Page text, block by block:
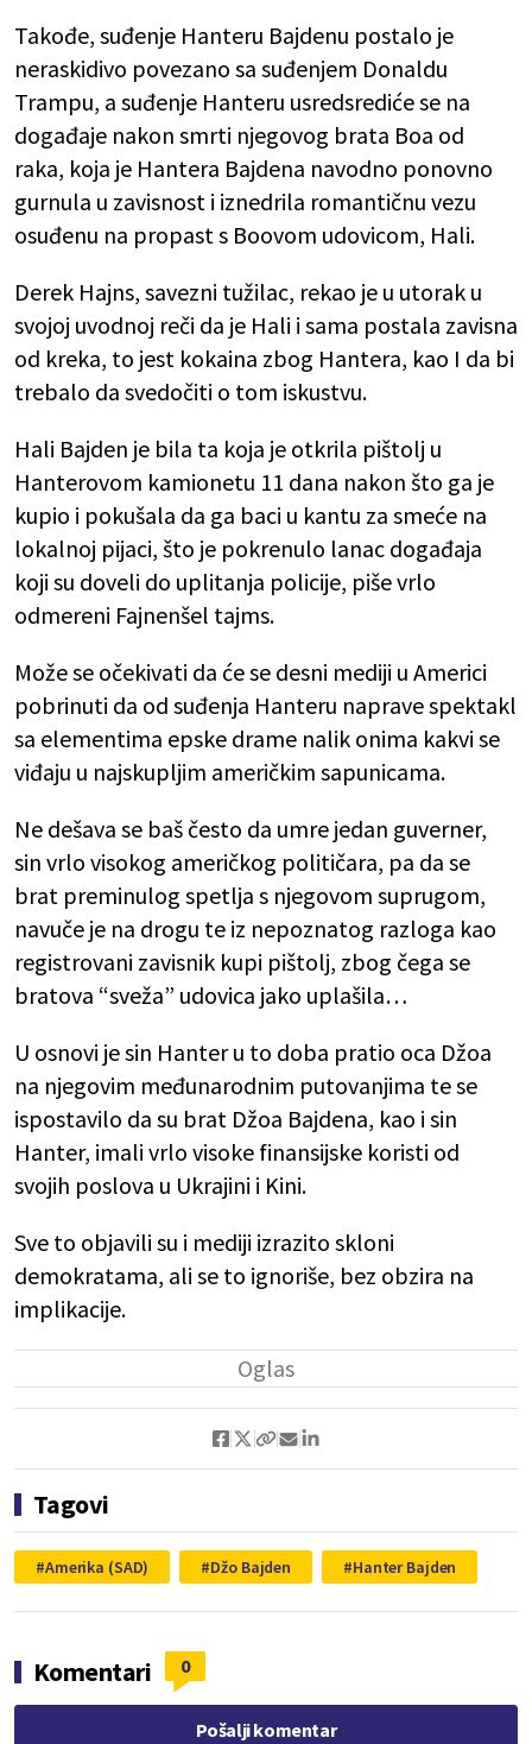
Takođe, suđenje Hanteru Bajdenu postalo je
neraskidivo povezano sa suđenjem Donaldu
Trampu, a suđenje Hanteru usredsrediće se na
događaje nakon smrti njegovog brata Boa od
raka, koja je Hantera Bajdena navodno ponovno
gurnula u zavisnost i iznedrila romantičnu vezu
osuđenu na propast s Boovom udovicom, Hali.
Derek Hajns, savezni tužilac, rekao je u utorak u
svojoj uvodnoj reči da je Hali i sama postala zavisna
od kreka, to jest kokaina zbog Hantera, kao I da bi
trebalo da svedočiti o tom iskustvu.
Hali Bajden je bila ta koja je otkrila pištolj u
Hanterovom kamionetu 11 dana nakon što ga je
kupio i pokušala da ga baci u kantu za smeće na
lokalnoj pijaci, što je pokrenulo lanac događaja
koji su doveli do uplitanja policije, piše vrlo
odmereni Fajnenšel tajms.
Može se očekivati da će se desni mediji u Americi
pobrinuti da od suđenja Hanteru naprave spektakl
sa elementima epske drame nalik onima kakvi se
viđaju u najskupljim američkim sapunicama.
Ne dešava se baš često da umre jedan guverner,
sin vrlo visokog američkog političara, pa da se
brat preminulog spetlja s njegovom suprugom,
navuče je na drogu te iz nepoznatog razloga kao
registrovani zavisnik kupi pištolj, zbog čega se
bratova “sveža” udovica jako uplašila…
U osnovi je sin Hanter u to doba pratio oca Džoa
na njegovim međunarodnim putovanjima te se
ispostavilo da su brat Džoa Bajdena, kao i sin
Hanter, imali vrlo visoke finansijske koristi od
svojih poslova u Ukrajini i Kini.
Sve to objavili su i mediji izrazito skloni
demokratama, ali se to ignoriše, bez obzira na
implikacije.
Tagovi
Amerika (SAD) Džo Bajden Hanter Bajden
Komentari 0
Pošalji komentar